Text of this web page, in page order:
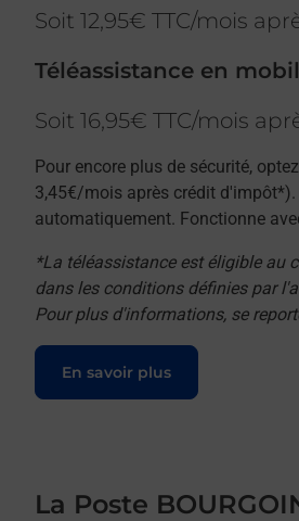
Soit 12,95€ TTC/mois
Téléassistance en
Soit 16,95€ TTC/mois
Pour encore plus de sécurité,
3,45€/mois après crédit
automatiquement. Fonctionne
*La téléassistance est éligible au
dans les conditions définies par
Pour plus d'informations, se
En savoir plus
Le lien s'ouvre dans un nouvel
La Poste